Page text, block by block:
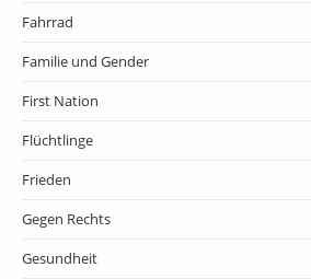
Fahrrad
Familie und Gender
First Nation
Flüchtlinge
Frieden
Gegen Rechts
Gesundheit